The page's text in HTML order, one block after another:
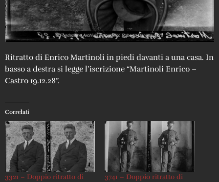
Ritratto di Enrico Martinoli in piedi davanti a una casa. In
basso a destra si legge l’iscrizione “Martinoli Enrico –
Castro 19.12.28”.
Correlati
3321 – Doppio ritratto di
3741 – Doppio ritratto di